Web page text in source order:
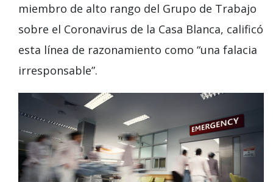
miembro de alto rango del Grupo de Trabajo
sobre el Coronavirus de la Casa Blanca, calificó
esta línea de razonamiento como “una falacia
irresponsable”.